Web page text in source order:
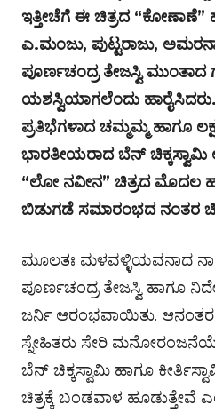
ಇತ್ತೀಚೆಗೆ ಈ ಚಿತ್ರದ
ಎ.ಮಂಜು, ಪುಟ್ಟರಾಜು,
ಪೂರ್ಣಚಂದ್ರ ತೇಜಸ್ವಿ ಮುಂತಾದ
ಯಶಸ್ವಿಯಾಗಲೆಂದು
ಪ್ರತಿಭೆಗಳಾದ ಚಮ್ಮಮ್ಮ ಹಾಗೂ
ಭಾರತೀಯರಾದ ಬೆನ್ ಚಿಕ್ಕಸ್ವಾಮಿ
“ಲೋ ನವೀನ” ಚಿತ್ರದ ಮೊದಲ
ಬಿಡುಗಡೆ ಸಮಾರಂಭದ ನಂತರ
ಮೂಲತಃ ಮಳವಳ್ಳಿಯವನಾದ ನಾನು,
ಪೂರ್ಣಚಂದ್ರ ತೇಜಸ್ವಿ ಹಾಗೂ
ಜರ್ನಿ ಆರಂಭವಾಯಿತು. ಆನಂತರ
ಸ್ನೇಹಿತರು ಸೇರಿ
ಬೆನ್ ಚಿಕ್ಕಸ್ವಾಮಿ ಹಾಗೂ
ಚಿತ್ರಕ್ಕೆ ಬಂಡವಾಳ